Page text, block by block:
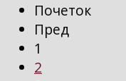
Почеток
Пред
1
2